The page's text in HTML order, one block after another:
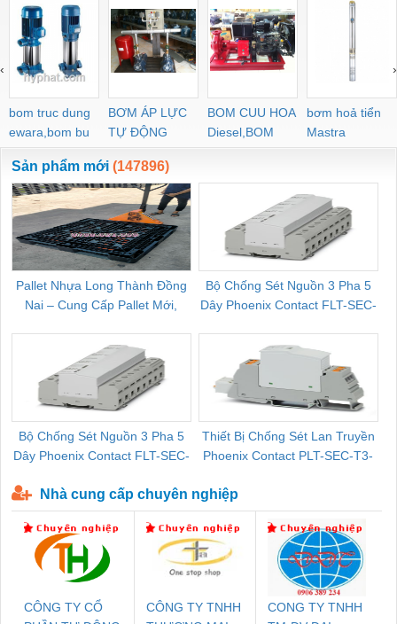
bom truc dung
ewara,bom bu
ewara
BƠM ÁP LỰC
TỰ ĐỘNG
BOM CUU HOA
Diesel,BOM
CHUA CHAY
bơm hoả tiển
Mastra
‹ ›
Sản phẩm mới (147896)
Pallet Nhựa Long Thành Đồng
Nai – Cung Cấp Pallet Mới,
Bộ Chống Sét Nguồn 3 Pha 5
Dây Phoenix Contact FLT-SEC-
Bộ Chống Sét Nguồn 3 Pha 5
Dây Phoenix Contact FLT-SEC-
Thiết Bị Chống Sét Lan Truyền
Phoenix Contact PLT-SEC-T3-
Nhà cung cấp chuyên nghiệp
CÔNG TY CỔ
CÔNG TY TNHH
CONG TY TNHH